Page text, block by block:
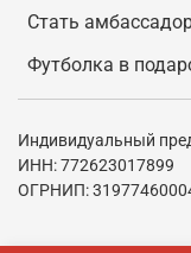
Стать
Футболка в
Индивидуальный
ИНН: 772623017899
ОГРНИП: